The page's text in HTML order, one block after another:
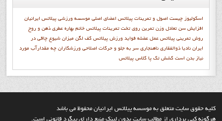
اسکولیوز چیست اصول و تمرينات پيلاتس اعضاي اصلي موسسه ورزشي پيلاتس ايرانيان
افزایش سن تعادل وزن تمرين روي تخت تمرينات پيلاتس خانم بهاره عطري ذهن و روح
روش تمرینی پیلاتس عمل عضله فوايد ورزش پيلاتس كف لگن میزان شیوع چاقی در
ایران نادیا ذوالفقاری ناهنجاری سر به جلو و حرکات اصلاحی ورزشكاران چه مقدارآب مورد
نیاز بدن است کشش تک پا کلاس پيلاتس
کليه حقوق سايت متعلق به موسسه پيلاتس ايرانيان محفوظ مي باشد
هرگونه کپي برداري از مطالب سايت بدون لينک منبع داراي پيگرد قانوني است.